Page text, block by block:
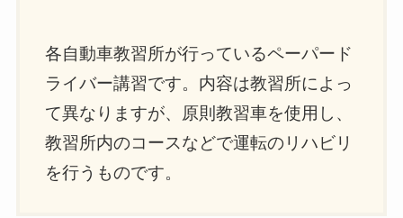
各自動車教習所が行っているペーパード
ライバー講習です。内容は教習所によっ
て異なりますが、原則教習車を使用し、
教習所内のコースなどで運転のリハビリ
を行うものです。